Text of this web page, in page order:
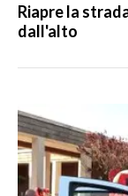
Riapre la
dall'alto